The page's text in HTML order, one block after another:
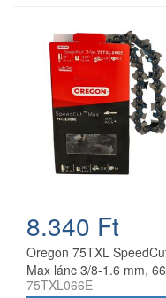
8.340 Ft
Oregon 75TXL
Max lánc 3/8-1.6 mm, 66
szem
75TXL066E